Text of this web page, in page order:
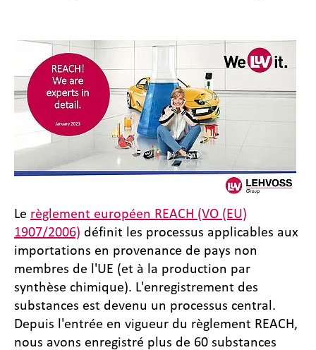
Le règlement européen REACH (VO (EU)
1907/2006) définit les processus applicables aux
importations en provenance de pays non
membres de l'UE (et à la production par
synthèse chimique). L'enregistrement des
substances est devenu un processus central.
Depuis l'entrée en vigueur du règlement REACH,
nous avons enregistré plus de 60 substances